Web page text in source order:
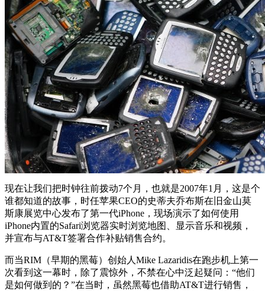
现在让我们把时钟往前拨动7个月，也就是2007年1月，这是个
谁都知道的故事，时任苹果CEO的史蒂夫乔布斯在旧金山莫
斯康展览中心发布了第一代iPhone，现场演示了如何使用
iPhone内置的Safari浏览器实时浏览地图、显示音乐和视频，
并宣布与AT&T签署合作补贴销售合约。
而当RIM（早期的黑莓）创始人Mike Lazaridis在跑步机上第一
次看到这一幕时，除了震惊外，不禁在心中泛起疑问：“他们
是如何做到的？”在当时，虽然黑莓也借助AT&T进行销售，